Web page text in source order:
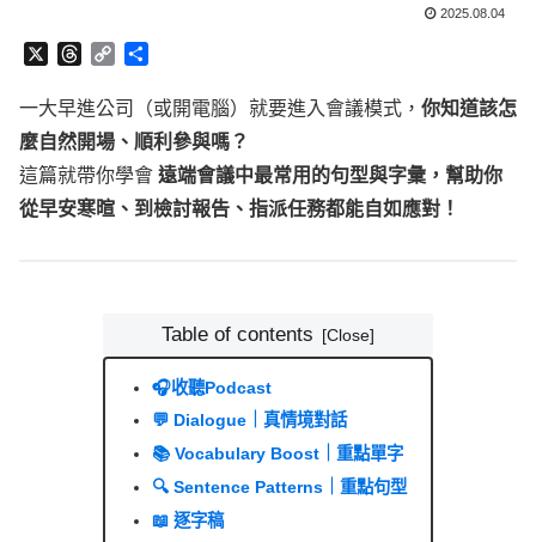
2025.08.04
r
a
d
s
C
p
L
i
一大早進公司（或開電腦）就要進入會議模式， 你知道該怎
麼自然開場、順利參與嗎？
這篇就帶你學會 遠端會議中最常用的句型與字彙，幫助你
從早安寒暄、到檢討報告、指派任務都能自如應對！
Table of contents
🎧收聽Podcast
💬 Dialogue｜真情境對話
📚 Vocabulary Boost｜重點單字
🔍 Sentence Patterns｜重點句型
📖 逐字稿